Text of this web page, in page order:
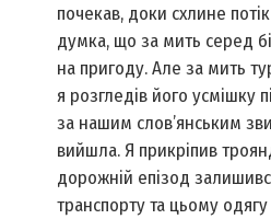
почекав, доки схлине
думка, що за мить серед
на пригоду. Але за мить
я розгледів його усмішку
за нашим слов’янським
вийшла. Я прикріпив
дорожній епізод
транспорту та цьому